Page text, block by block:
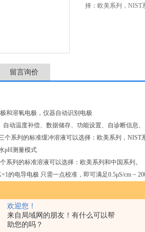
欢迎您！
来自局域网的朋友！有什么可以帮
助您的吗？
择：欧美系列，NIST
留言询价
和溶氧电极，仪器自动识别电极
动温度补偿、数据储存、功能设置、自诊断信息
个系列的标准缓冲溶液可以选择：欧美系列，NIST
pH测量模式
系列的标准溶液可以选择：欧美系列和中国系列。
的电导电极 只需一点校准，即可满足0.5μS/cm ~
TDS和盐度采用多项式计算，保证全量程的换算精
补偿功能。
动盐度补偿和手动气压补偿的功能
量温度、盐度和溶解氧，配以专用的溶氧电极校准